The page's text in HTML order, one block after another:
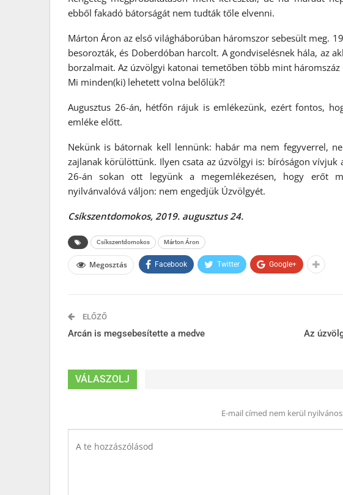
ebből fakadó bátorságát nem tudták tőle elvenni.
Márton Áron az első világháborúban háromszor sebesült meg.
besorozták, és Doberdóban harcolt. A gondviselésnek hála, az
borzalmait. Az úzvölgyi katonai temetőben több mint
Mi minden(ki) lehetett volna belőlük?!
Augusztus 26-án, hétfőn rájuk is emlékezünk, ezért fontos,
emléke előtt.
Nekünk is bátornak kell lennünk: habár ma nem fegyverrel,
zajlanak körülöttünk. Ilyen csata az úzvölgyi is: bíróságon vívjuk
26-án sokan ott legyünk a megemlékezésen, hogy erőt
nyilvánvalóvá váljon: nem engedjük Úzvölgyét.
Csíkszentdomokos, 2019. augusztus 24.
Csíkszentdomokos Márton Áron
Megosztás Facebook Twitter Google+
ELŐZŐ
Arcán is megsebesítette a medve Az
VÁLASZOLJ
E-mail címed nem kerül